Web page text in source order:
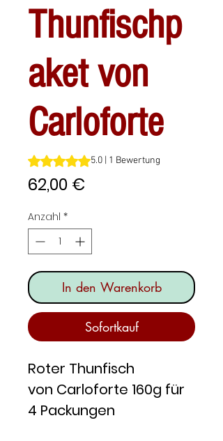
Thunfischp
aket von
Carloforte
Das Rating beträgt 5.0 von fünf
5.0 | 1 Bewertung
62,00 €
Anzahl *
In den Warenkorb
Sofortkauf
Roter Thunfisch
von Carloforte 160g für
4 Packungen